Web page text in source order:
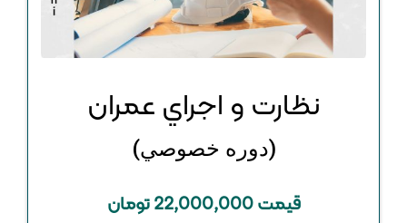
نظارت و اجراي عمران
(دوره خصوصي)
قیمت 22,000,000 تومان